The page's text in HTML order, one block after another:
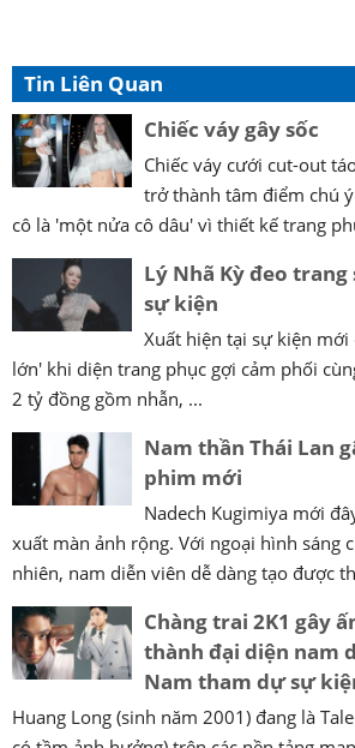
Tin Liên Quan
Chiếc váy gây sốc
Chiếc váy cưới cut-out
trở thành tâm điểm chú
cô là 'một nửa cô dâu' vì thiết kế trang
Lý Nhã Kỳ đeo
sự kiện
Xuất hiện tại sự kiện mới
lớn' khi diện trang phục gợi cảm phối
2 tỷ đồng gồm nhẫn, ...
Nam thần Thái Lan
phim mới
Nadech Kugimiya mới
xuất màn ảnh rộng. Với ngoại hình sáng
nhiên, nam diễn viên dễ dàng tạo được
Chàng trai 2K1 gây
thành đại diện nam
Nam tham dự sự
Huang Long (sinh năm 2001) đang là